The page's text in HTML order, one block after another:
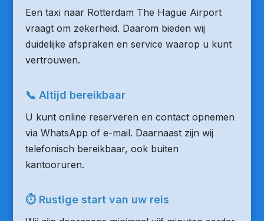
Een taxi naar Rotterdam The Hague Airport
vraagt om zekerheid. Daarom bieden wij
duidelijke afspraken en service waarop u kunt
vertrouwen.
📞 Altijd bereikbaar
U kunt online reserveren en contact opnemen
via WhatsApp of e-mail. Daarnaast zijn wij
telefonisch bereikbaar, ook buiten
kantooruren.
⏱ Rustige start van uw reis